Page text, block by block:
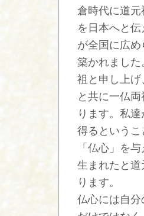
倉時代に道元
を日本へと
が全国に広
築かれまし
祖と申し上
と共に一仏
ります。私
得るという
「仏心」を
生まれたと
ります。
仏心には自分